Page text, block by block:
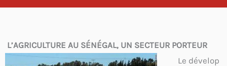
L’AGRICULTURE AU SÉNÉGAL, UN SECTEUR PORTEUR
Le dévelop